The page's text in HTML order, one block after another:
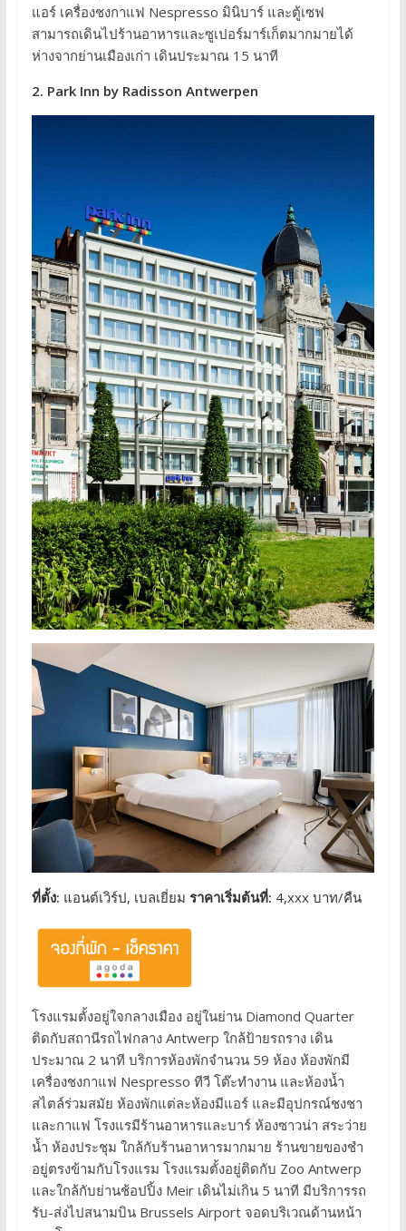
แอร์ เครื่องชงกาแฟ Nespresso มินิบาร์ และตู้เซฟ
สามารถเดินไปร้านอาหารและซูเปอร์มาร์เก็ตมากมายได้
ห่างจากย่านเมืองเก่า เดินประมาณ 15 นาที
2. Park Inn by Radisson Antwerpen
ที่ตั้ง: แอนต์เวิร์ป, เบลเยี่ยม ราคาเริ่มต้นที่: 4,xxx บาท/คืน
โรงแรมตั้งอยู่ใจกลางเมือง อยู่ในย่าน Diamond Quarter
ติดกับสถานีรถไฟกลาง Antwerp ใกล้ป้ายรถราง เดิน
ประมาณ 2 นาที บริการห้องพักจำนวน 59 ห้อง ห้องพักมี
เครื่องชงกาแฟ Nespresso ทีวี โต๊ะทำงาน และห้องน้ำ
สไตล์ร่วมสมัย ห้องพักแต่ละห้องมีแอร์ และมีอุปกรณ์ชงชา
และกาแฟ โรงแรมีร้านอาหารและบาร์ ห้องซาวน่า สระว่าย
น้ำ ห้องประชุม ใกล้กับร้านอาหารมากมาย ร้านขายของชำ
อยู่ตรงข้ามกับโรงแรม โรงแรมตั้งอยู่ติดกับ Zoo Antwerp
และใกล้กับย่านช้อปปิ้ง Meir เดินไม่เกิน 5 นาที มีบริการรถ
รับ-ส่งไปสนามบิน Brussels Airport จอดบริเวณด้านหน้า